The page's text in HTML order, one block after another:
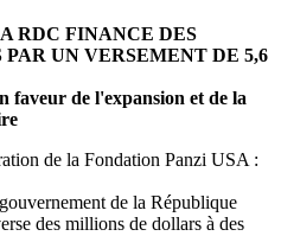
RDC FINANCE DES
UN VERSEMENT DE 5,6
faveur de l'expansion et de la
de la Fondation Panzi USA :
de la République
des millions de dollars à des